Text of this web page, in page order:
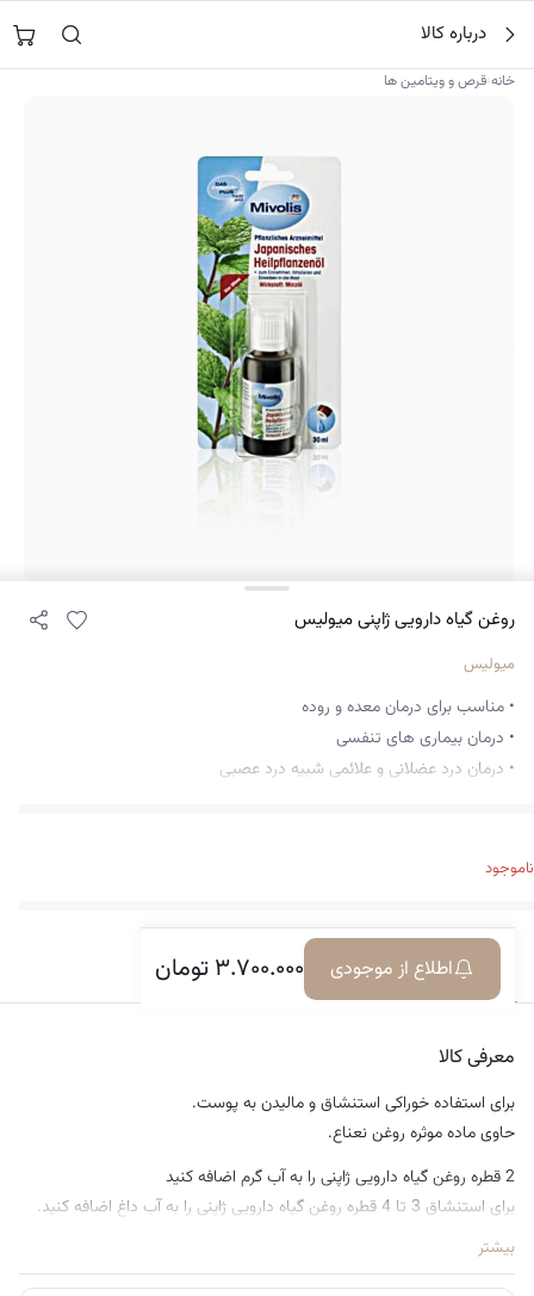
محتوا
جستجو در
درباره کالا
خانه›قرص و ویتامین ها
روغن گیاه دارویی ژاپنی میولیس
میولیس
• مناسب برای درمان معده و روده
• درمان بیماری های تنفسی
• درمان درد عضلانی و علائمی شبیه درد عصبی
ناموجود
۳.۷۰۰.۰۰۰تومان اطلاع از موجودیمعرفی کالا دیدگاه‌ها
معرفی کالا
برای استفاده خوراکی استنشاق و مالیدن به پوست.
حاوی ماده موثره روغن نعناع.
2 قطره روغن گیاه دارویی ژاپنی را به آب گرم اضافه کنید
برای استنشاق 3 تا 4 قطره روغن گیاه دارویی ژاپنی را به آب داغ اضافه کنید.
بیشتر